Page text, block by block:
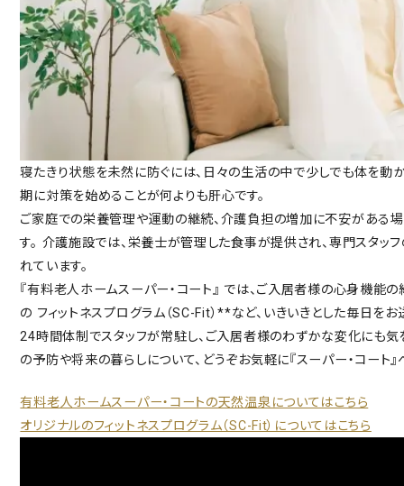
寝たきり状態を未然に防ぐには、日々の生活の中で少しでも体を動
期に対策を始めることが何よりも肝心です。
ご家庭での栄養管理や運動の継続、介護負担の増加に不安がある
す。 介護施設では、栄養士が管理した食事が提供され、専門スタッ
れています。
『有料老人ホームスーパー・コート』 では、ご入居者様の心身機能
の フィットネスプログラム（SC-Fit）**など、いきいきとした毎日を
24時間体制でスタッフが常駐し、ご入居者様のわずかな変化にも気
の予防や将来の暮らしについて、どうぞお気軽に『スーパー・コート』
有料老人ホームスーパー・コートの天然温泉についてはこちら
オリジナルのフィットネスプログラム（SC-Fit）についてはこちら